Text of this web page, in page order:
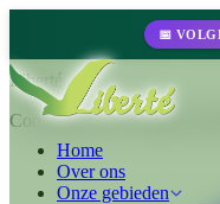
📅
Home
Over ons
Onze gebieden
Liberté
Cooperativa de Trabajo